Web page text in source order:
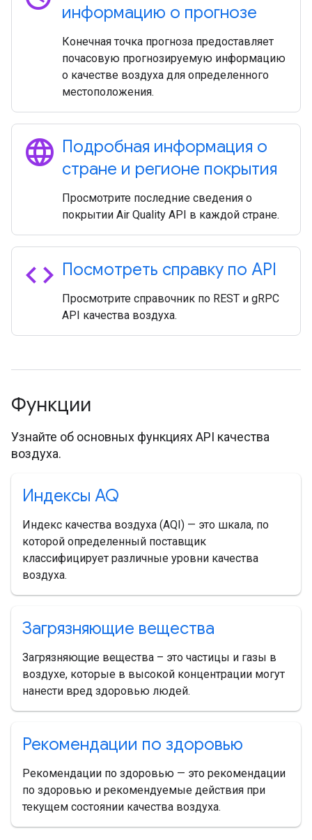
информацию о прогнозе
Конечная точка прогноза предоставляет
почасовую прогнозируемую информацию
о качестве воздуха для определенного
местоположения.
language Подробная информация о
стране и регионе покрытия
Просмотрите последние сведения о
покрытии Air Quality API в каждой стране.
code Посмотреть справку по API
Просмотрите справочник по REST и gRPC
API качества воздуха.
Функции
Узнайте об основных функциях API качества
воздуха.
Индексы AQ
Индекс качества воздуха (AQI) — это шкала, по
которой определенный поставщик
классифицирует различные уровни качества
воздуха.
Загрязняющие вещества
Загрязняющие вещества – это частицы и газы в
воздухе, которые в высокой концентрации могут
нанести вред здоровью людей.
Рекомендации по здоровью
Рекомендации по здоровью — это рекомендации
по здоровью и рекомендуемые действия при
текущем состоянии качества воздуха.